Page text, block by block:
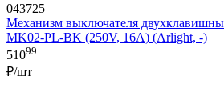
043725
Механизм выключателя
MK02-PL-BK (250V, 16A) (Arlight, -)
51099
₽/шт